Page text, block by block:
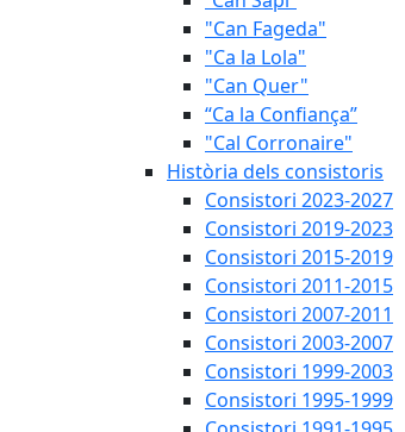
"Can Fageda"
"Ca la Lola"
"Can Quer"
“Ca la Confiança”
"Cal Corronaire"
Història dels consistoris
Consistori 2023-2027
Consistori 2019-2023
Consistori 2015-2019
Consistori 2011-2015
Consistori 2007-2011
Consistori 2003-2007
Consistori 1999-2003
Consistori 1995-1999